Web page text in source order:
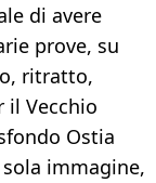
di avere
prove, su
ritratto,
il Vecchio
Ostia
immagine,